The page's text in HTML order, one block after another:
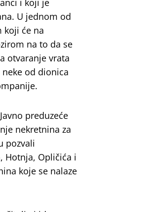
i koji je
U jednom od
koji će na
na to da se
otvaranje vrata
od dionica
preduzeće
nekretnina za
pozvali
Hotnja, Opličića i
koje se nalaze